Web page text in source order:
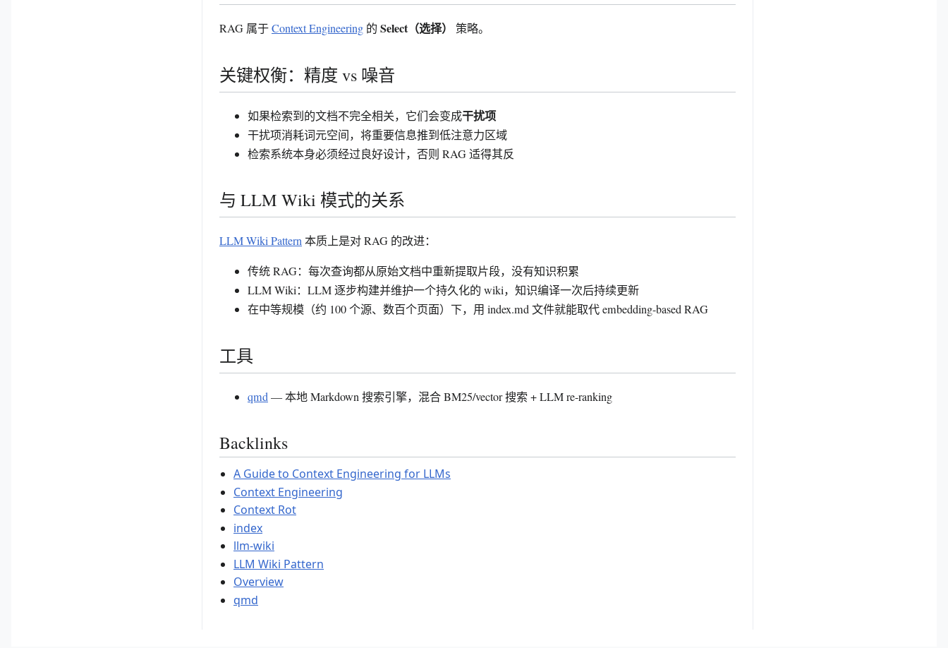
RAG 属于Context Engineering 的 Select（选择） 策略。
关键权衡：精度 vs 噪音
如果检索到的文档不完全相关，它们会变成干扰项
干扰项消耗词元空间，将重要信息推到低注意力区域
检索系统本身必须经过良好设计，否则 RAG 适得其反
与 LLM Wiki 模式的关系
LLM Wiki Pattern本质上是对 RAG 的改进：
传统 RAG：每次查询都从原始文档中重新提取片段，没有知识积累
LLM Wiki：LLM 逐步构建并维护一个持久化的 wiki，知识编译一次后持续更新
在中等规模（约 100 个源、数百个页面）下，用 index.md 文件就能取代 embedding-based RAG
工具
qmd— 本地 Markdown 搜索引擎，混合 BM25/vector 搜索 + LLM re-ranking
Backlinks
A Guide to Context Engineering for LLMs
Context Engineering
Context Rot
index
llm-wiki
LLM Wiki Pattern
Overview
qmd